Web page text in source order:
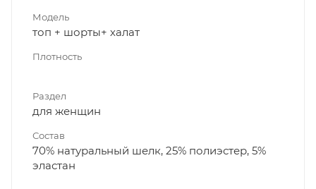
Модель
топ + шорты+ халат
Плотность
Раздел
для женщин
Состав
70% натуральный шелк, 25% полиэстер, 5%
эластан